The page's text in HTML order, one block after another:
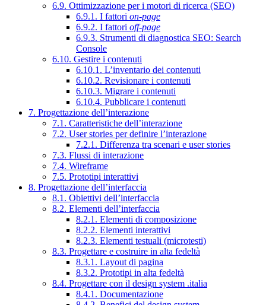
6.9. Ottimizzazione per i motori di ricerca (SEO)
6.9.1. I fattori on-page
6.9.2. I fattori off-page
6.9.3. Strumenti di diagnostica SEO: Search
Console
6.10. Gestire i contenuti
6.10.1. L’inventario dei contenuti
6.10.2. Revisionare i contenuti
6.10.3. Migrare i contenuti
6.10.4. Pubblicare i contenuti
7. Progettazione dell’interazione
7.1. Caratteristiche dell’interazione
7.2. User stories per definire l’interazione
7.2.1. Differenza tra scenari e user stories
7.3. Flussi di interazione
7.4. Wireframe
7.5. Prototipi interattivi
8. Progettazione dell’interfaccia
8.1. Obiettivi dell’interfaccia
8.2. Elementi dell’interfaccia
8.2.1. Elementi di composizione
8.2.2. Elementi interattivi
8.2.3. Elementi testuali (microtesti)
8.3. Progettare e costruire in alta fedeltà
8.3.1. Layout di pagina
8.3.2. Prototipi in alta fedeltà
8.4. Progettare con il design system .italia
8.4.1. Documentazione